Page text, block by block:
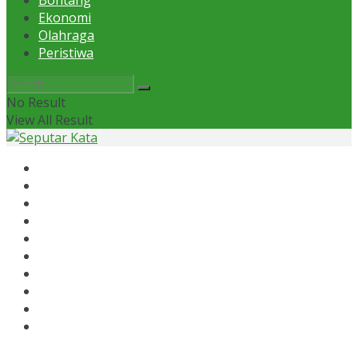
Ekonomi
Olahraga
Peristiwa
No Result
View All Result